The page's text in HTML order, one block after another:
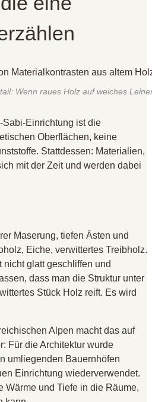
Wenn raues Holz auf weiches
Sabi-Einrichtung ist die
Oberflächen, keine
Stattdessen: Materialien,
mit der Zeit und werden dabei
Maserung, tiefen Ästen und
Eiche, verwittertes Treibholz.
glatt geschliffen und
dass man die Struktur unter
Stück Holz reift. Es wird
Alpen macht das auf
Für die Architektur wurde
umliegenden Bauernhöfen
Einrichtung wiederverwendet.
Wärme und Tiefe in die Räume,